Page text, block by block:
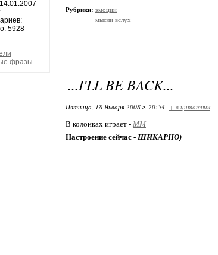
5928
фразы
Рубрики: эмоции
мысли вслух
...I'LL BE BACK...
Пятница, 18 Января 2008 г. 20:54 + в цитатник
В колонках играет - MM
Настроение сейчас - ШИКАРНО)